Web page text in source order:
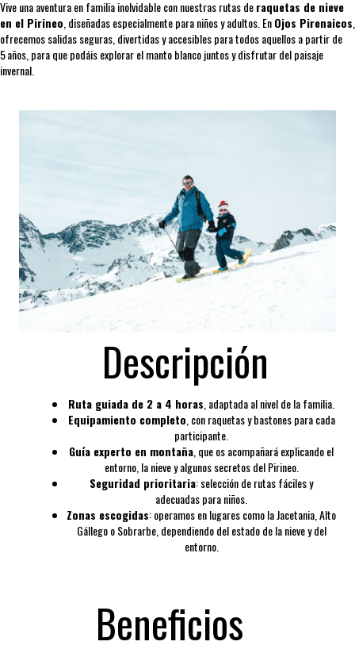
Vive una aventura en familia inolvidable con nuestras rutas deraquetas de nieve
en el Pirineo, diseñadas especialmente para niños y adultos. EnOjos Pirenaicos,
ofrecemos salidas seguras, divertidas y accesibles para todos aquellos a partir de
5 años, para que podáis explorar el manto blanco juntos y disfrutar del paisaje
invernal.
Descripción
Ruta guiada de 2 a 4 horas, adaptada al nivel de la familia.
Equipamiento completo, con raquetas y bastones para cada
participante.
Guía experto en montaña, que os acompañará explicando el
entorno, la nieve y algunos secretos del Pirineo.
Seguridad prioritaria: selección de rutas fáciles y
adecuadas para niños.
Zonas escogidas: operamos en lugares como la Jacetania, Alto
Gállego o Sobrarbe, dependiendo del estado de la nieve y del
entorno.
Beneficios